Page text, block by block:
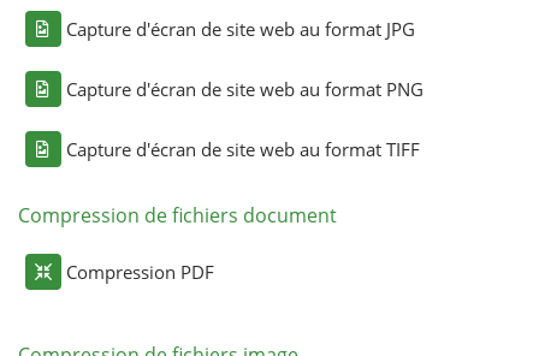
Capture d'écran de site web au format JPG
Capture d'écran de site web au format PNG
Capture d'écran de site web au format TIFF
Compression de fichiers document
Compression PDF